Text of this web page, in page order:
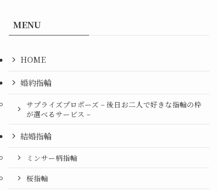
MENU
HOME
婚約指輪
サプライズプロポーズ – 後日お二人で好きな指輪の枠
が選べるサービス –
結婚指輪
ミンサー柄指輪
桜指輪